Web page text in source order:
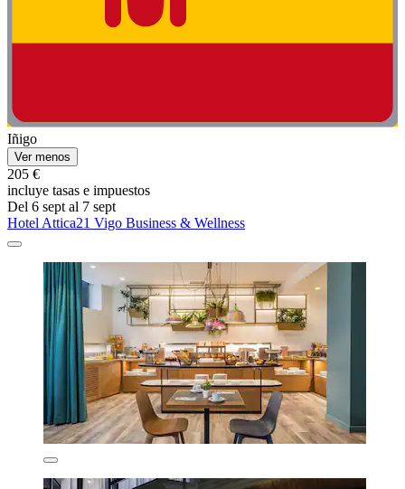
Iñigo
Ver menos
205 €
incluye tasas e impuestos
Del 6 sept al 7 sept
Hotel Attica21 Vigo Business & Wellness